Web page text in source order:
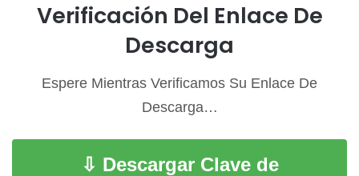
Verificación Del Enlace De
Descarga
Espere Mientras Verificamos Su Enlace De
Descarga…
⇩ Descargar Clave de